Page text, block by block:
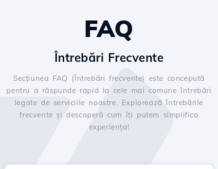
FAQ
Întrebări Frecvente
Secțiunea FAQ (Întrebări frecvente) este concepută
pentru a răspunde rapid la cele mai comune întrebări
legate de serviciile noastre. Explorează întrebările
frecvente și descoperă cum îți putem simplifica
experiența!